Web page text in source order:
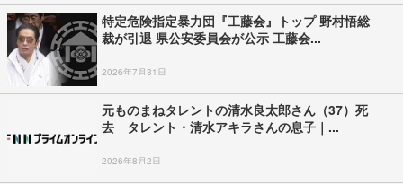
特定危険指定暴力団『工藤会』トップ 野村悟総
裁が引退 県公安委員会が公示 工藤会...
2026年7月31日
元ものまねタレントの清水良太郎さん（37）死
去 タレント・清水アキラさんの息子｜...
2026年8月2日